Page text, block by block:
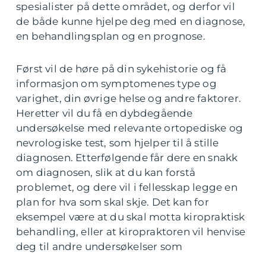
spesialister på dette området, og derfor vil
de både kunne hjelpe deg med en diagnose,
en behandlingsplan og en prognose.
Først vil de høre på din sykehistorie og få
informasjon om symptomenes type og
varighet, din øvrige helse og andre faktorer.
Heretter vil du få en dybdegående
undersøkelse med relevante ortopediske og
nevrologiske test, som hjelper til å stille
diagnosen. Etterfølgende får dere en snakk
om diagnosen, slik at du kan forstå
problemet, og dere vil i fellesskap legge en
plan for hva som skal skje. Det kan for
eksempel være at du skal motta kiropraktisk
behandling, eller at kiropraktoren vil henvise
deg til andre undersøkelser som